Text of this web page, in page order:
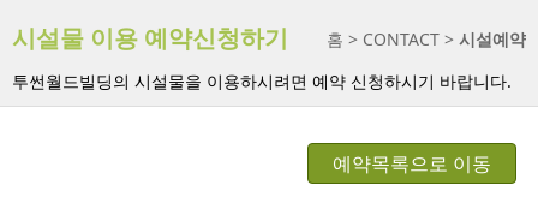
시설물 이용 예약신청하기 홈 CONTACT
시설예약
투썬월드빌딩의 시설물을 이용하시려면 예약 신청하시기 바랍니다.
예약목록으로 이동